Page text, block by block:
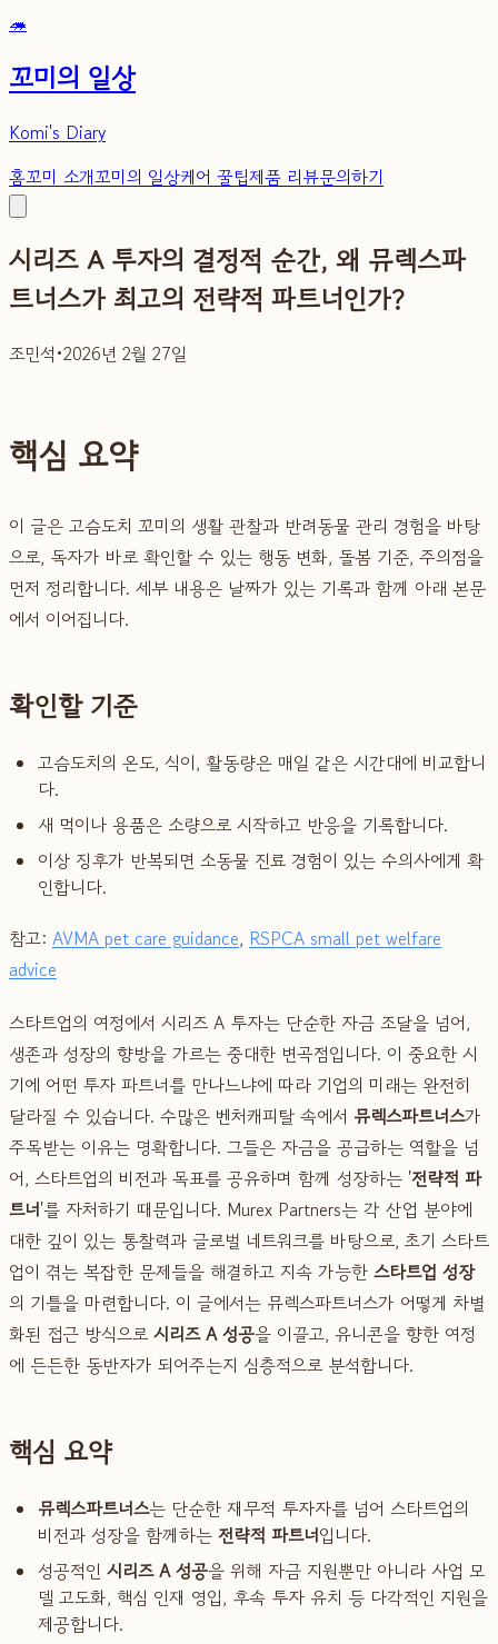
🦔
꼬미의 일상
Komi's Diary
홈꼬미 소개꼬미의 일상케어 꿀팁제품 리뷰문의하기
시리즈 A 투자의 결정적 순간, 왜 뮤렉스파
트너스가 최고의 전략적 파트너인가?
조민석•2026년 2월 27일
핵심 요약
이 글은 고슴도치 꼬미의 생활 관찰과 반려동물 관리 경험을 바탕
으로, 독자가 바로 확인할 수 있는 행동 변화, 돌봄 기준, 주의점을
먼저 정리합니다. 세부 내용은 날짜가 있는 기록과 함께 아래 본문
에서 이어집니다.
확인할 기준
고슴도치의 온도, 식이, 활동량은 매일 같은 시간대에 비교합니
다.
새 먹이나 용품은 소량으로 시작하고 반응을 기록합니다.
이상 징후가 반복되면 소동물 진료 경험이 있는 수의사에게 확
인합니다.
참고: AVMA pet care guidance, RSPCA small pet welfare
advice
스타트업의 여정에서 시리즈 A 투자는 단순한 자금 조달을 넘어,
생존과 성장의 향방을 가르는 중대한 변곡점입니다. 이 중요한 시
기에 어떤 투자 파트너를 만나느냐에 따라 기업의 미래는 완전히
달라질 수 있습니다. 수많은 벤처캐피탈 속에서 뮤렉스파트너스가
주목받는 이유는 명확합니다. 그들은 자금을 공급하는 역할을 넘
어, 스타트업의 비전과 목표를 공유하며 함께 성장하는 '전략적 파
트너'를 자처하기 때문입니다. Murex Partners는 각 산업 분야에
대한 깊이 있는 통찰력과 글로벌 네트워크를 바탕으로, 초기 스타트
업이 겪는 복잡한 문제들을 해결하고 지속 가능한 스타트업 성장
의 기틀을 마련합니다. 이 글에서는 뮤렉스파트너스가 어떻게 차별
화된 접근 방식으로 시리즈 A 성공을 이끌고, 유니콘을 향한 여정
에 든든한 동반자가 되어주는지 심층적으로 분석합니다.
핵심 요약
뮤렉스파트너스는 단순한 재무적 투자자를 넘어 스타트업의
비전과 성장을 함께하는 전략적 파트너입니다.
성공적인 시리즈 A 성공을 위해 자금 지원뿐만 아니라 사업 모
델 고도화, 핵심 인재 영입, 후속 투자 유치 등 다각적인 지원을
제공합니다.